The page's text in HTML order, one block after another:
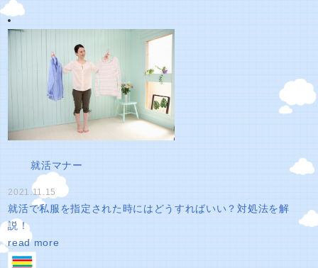
就活マナー
2021.11.15
就活で私服を指定された時にはどうすればいい？対処法を解
説！
read more